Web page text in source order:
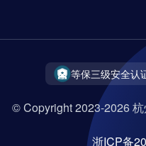
等保三级安全认
© Copyright 2023-2026
浙ICP备